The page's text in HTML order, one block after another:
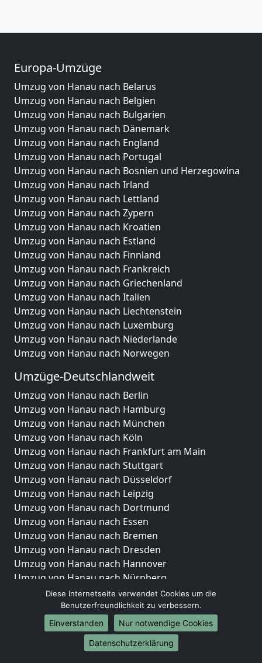
Europa-Umzüge
Umzug von Hanau nach Belarus
Umzug von Hanau nach Belgien
Umzug von Hanau nach Bulgarien
Umzug von Hanau nach Dänemark
Umzug von Hanau nach England
Umzug von Hanau nach Portugal
Umzug von Hanau nach Bosnien und Herzegowina
Umzug von Hanau nach Irland
Umzug von Hanau nach Lettland
Umzug von Hanau nach Zypern
Umzug von Hanau nach Kroatien
Umzug von Hanau nach Estland
Umzug von Hanau nach Finnland
Umzug von Hanau nach Frankreich
Umzug von Hanau nach Griechenland
Umzug von Hanau nach Italien
Umzug von Hanau nach Liechtenstein
Umzug von Hanau nach Luxemburg
Umzug von Hanau nach Niederlande
Umzug von Hanau nach Norwegen
Umzüge-Deutschlandweit
Umzug von Hanau nach Berlin
Umzug von Hanau nach Hamburg
Umzug von Hanau nach München
Umzug von Hanau nach Köln
Umzug von Hanau nach Frankfurt am Main
Umzug von Hanau nach Stuttgart
Umzug von Hanau nach Düsseldorf
Umzug von Hanau nach Leipzig
Umzug von Hanau nach Dortmund
Umzug von Hanau nach Essen
Umzug von Hanau nach Bremen
Umzug von Hanau nach Dresden
Umzug von Hanau nach Hannover
Umzug von Hanau nach Nürnberg
Umzug von Hanau nach Duisburg
Umzug von Hanau nach Bochum
Umzug von Hanau nach Wuppertal
Umzug von Hanau nach Bielefeld
Umzug von Hanau nach Bonn
Diese Internetseite verwendet Cookies um die
Benutzerfreundlichkeit zu verbessern.
Einverstanden
Nur notwendige Cookies
Datenschutzerklärung